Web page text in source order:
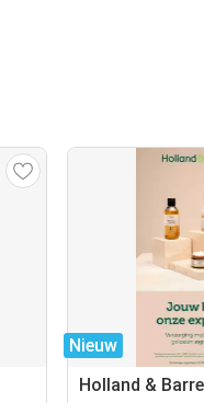
Nieuw
Holland &